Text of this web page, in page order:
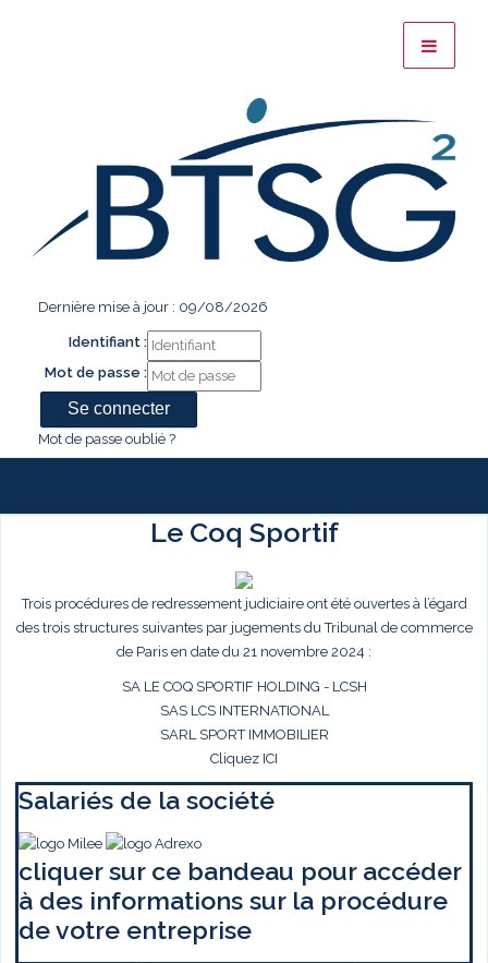
Dernière mise à jour : 09/08/2026
Identifiant :
Mot de passe :
Mot de passe oublié ?
Le Coq Sportif
Trois procédures de redressement judiciaire ont été ouvertes à l’égard
des trois structures suivantes par jugements du Tribunal de commerce
de Paris en date du 21 novembre 2024 :
SA LE COQ SPORTIF HOLDING - LCSH
SAS LCS INTERNATIONAL
SARL SPORT IMMOBILIER
Cliquez ICI
Salariés de la société
cliquer sur ce bandeau pour accéder
à des informations sur la procédure
de votre entreprise